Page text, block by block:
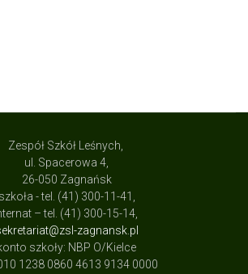
Zespół Szkół Leśnych,
ul. Spacerowa 4,
26-050 Zagnańsk
szkoła - tel. (41) 300-11-41,
– tel. (41) 300-15-14,
zagnansk.pl
szkoły: NBP O/Kielce
1238 0860 4613 9134 0000